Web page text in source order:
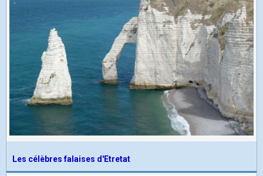
Les célèbres falaises d'Etretat